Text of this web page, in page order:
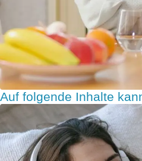
Auf folgende Inhalte